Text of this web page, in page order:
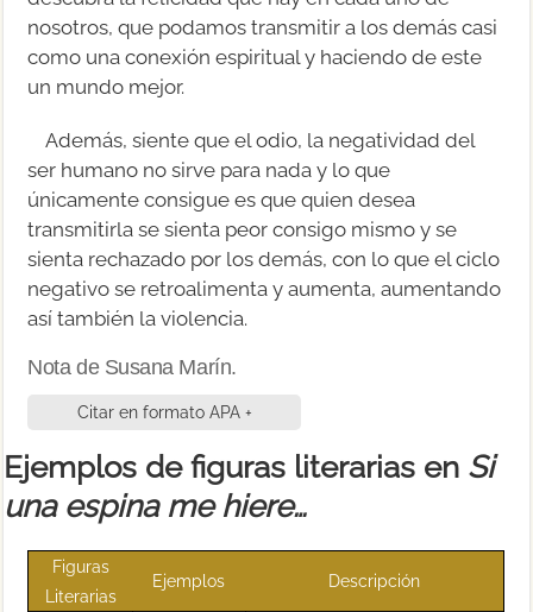
nosotros, que podamos transmitir a los demás casi
como una conexión espiritual y haciendo de este
un mundo mejor.
Además, siente que el odio, la negatividad del
ser humano no sirve para nada y lo que
únicamente consigue es que quien desea
transmitirla se sienta peor consigo mismo y se
sienta rechazado por los demás, con lo que el ciclo
negativo se retroalimenta y aumenta, aumentando
así también la violencia.
Nota de Susana Marín.
Citar en formato APA +
Ejemplos de figuras literarias en Si
una espina me hiere…
Figuras
Literarias
Ejemplos Descripción